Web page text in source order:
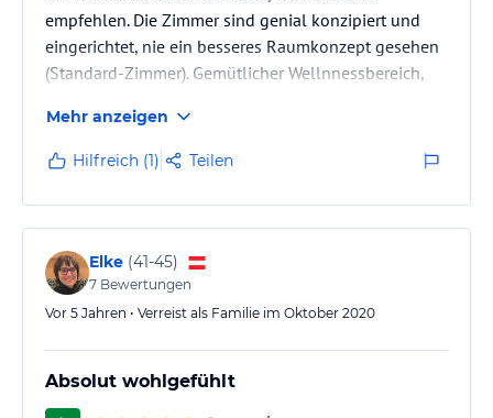
empfehlen. Die Zimmer sind genial konzipiert und
eingerichtet, nie ein besseres Raumkonzept gesehen
(Standard-Zimmer). Gemütlicher Wellnnessbereich,
Personal. Lage spitzenmäßig mitten im schönen
Kastelruth mit Tiefgarage. Die Liegen im
Wellnessbereich könnten bequemer sein, aber das ist
Jammern auf höchstem Niveau :-)
Mehr anzeigen
Hilfreich (1) Teilen
Elke (41-45)
7 Bewertungen
Vor 5 Jahren • Verreist als Familie im Oktober 2020
Absolut wohlgefühlt